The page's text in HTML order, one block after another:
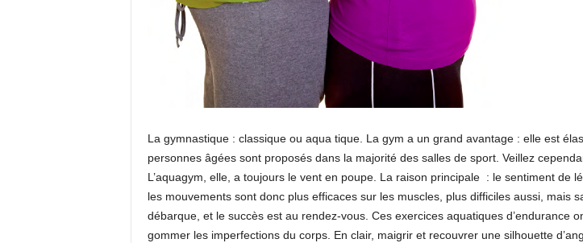
La gymnastique : classique ou aqua tique. La gym a un grand avantage : elle est
personnes âgées sont proposés dans la majorité des salles de sport. Veillez
L’aquagym, elle, a toujours le vent en poupe. La raison principale : le sentiment de
les mouvements sont donc plus efficaces sur les muscles, plus difficiles aussi, mais
débarque, et le succès est au rendez-vous. Ces exercices aquatiques d’endurance
gommer les imperfections du corps. En clair, maigrir et recouvrer une silhouette